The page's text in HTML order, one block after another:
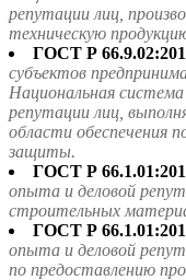
репутации лиц,
техническую
ГОСТ Р
субъектов
Национальная
репутации лиц,
области обеспечения
защиты.
ГОСТ Р
опыта и деловой
строительных
ГОСТ Р
опыта и деловой
по предоставлению